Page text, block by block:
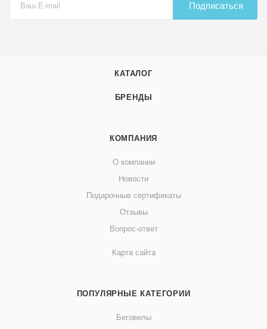
комфортное положение для вашего малыша во время
кресло под нужды вашего ребенка.
Cosatto All in All Plus сочетает в себе стильный дизайн,
Подписаться
КАТАЛОГ
БРЕНДЫ
КОМПАНИЯ
О компании
Новости
Подарочные сертификаты
Отзывы
Вопрос-ответ
Карта сайта
ПОПУЛЯРНЫЕ КАТЕГОРИИ
Беговелы